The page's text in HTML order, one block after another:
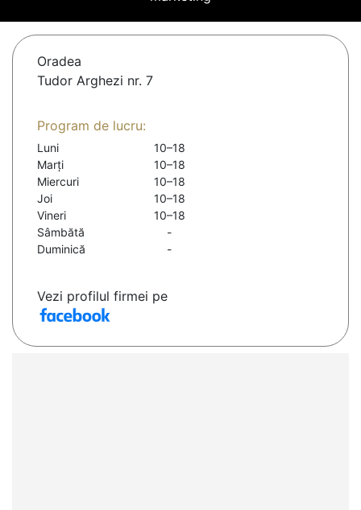
Oradea
Tudor Arghezi nr. 7
Program de lucru:
Luni
10–18
Marți
10–18
Miercuri
10–18
Joi
10–18
Vineri
10–18
Sâmbătă
-
Duminică
-
Vezi profilul firmei pe